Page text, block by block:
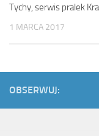
Tychy, serwis pralek
1 MARCA 2017
OBSERWUJ: